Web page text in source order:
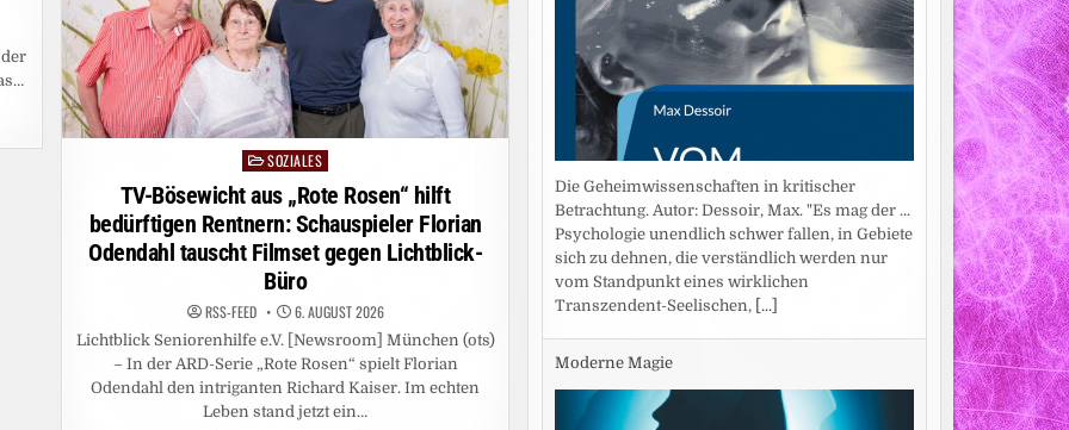
PostedSOZIALES
TV-Bösewicht aus „Rote Rosen“ hilft
bedürftigen Rentnern: Schauspieler Florian
Odendahl tauscht Filmset gegen Lichtblick-
Büro
RSS-FEED 6. AUGUST 2026
Lichtblick Seniorenhilfe e.V. [Newsroom] München (ots)
– In der ARD-Serie „Rote Rosen“ spielt Florian
Odendahl den intriganten Richard Kaiser. Im echten
Leben stand jetzt ein…
Die Geheimwissenschaften in kritischer
Betrachtung. Autor: Dessoir, Max. "Es mag der ...
Psychologie unendlich schwer fallen, in Gebiete
sich zu dehnen, die verständlich werden nur
vom Standpunkt eines wirklichen
Transzendent-Seelischen, [...]
Moderne Magie